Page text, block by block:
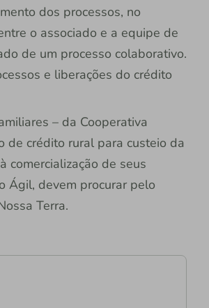
dos processos, no
o associado e a equipe de
de um processo colaborativo.
e liberações do crédito
– da Cooperativa
de crédito rural para custeio da
comercialização de seus
Ágil, devem procurar pelo
Terra.